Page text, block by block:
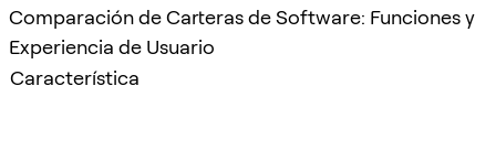
Comparación de Carteras de Software: Funciones y
Experiencia de Usuario
Característica